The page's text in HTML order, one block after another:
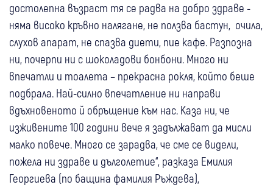
достолепна възраст тя се радва на добро здраве -
няма високо кръвно налягане, не ползва бастун, очила,
слухов апарат, не спазва диети, пие кафе. Разпозна
ни, почерпи ни с шоколадови бонбони. Много ни
впечатли и тоалета – прекрасна рокля, който беше
подбрала. Най-силно впечатление ни направи
вдъхновеното й обръщение към нас. Каза ни, че
изживените 100 години вече я задължават да мисли
малко повече. Много се зарадва, че сме се видели,
пожела ни здраве и дълголетие“, разказа Емилия
Георгиева (по бащина фамилия Ръждева),